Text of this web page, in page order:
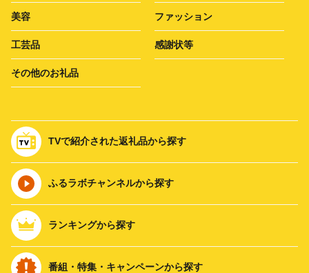
美容 ファッション
工芸品 感謝状等
その他のお礼品
TVで紹介された返礼品から探す
ふるラボチャンネルから探す
ランキングから探す
番組・特集・キャンペーンから探す